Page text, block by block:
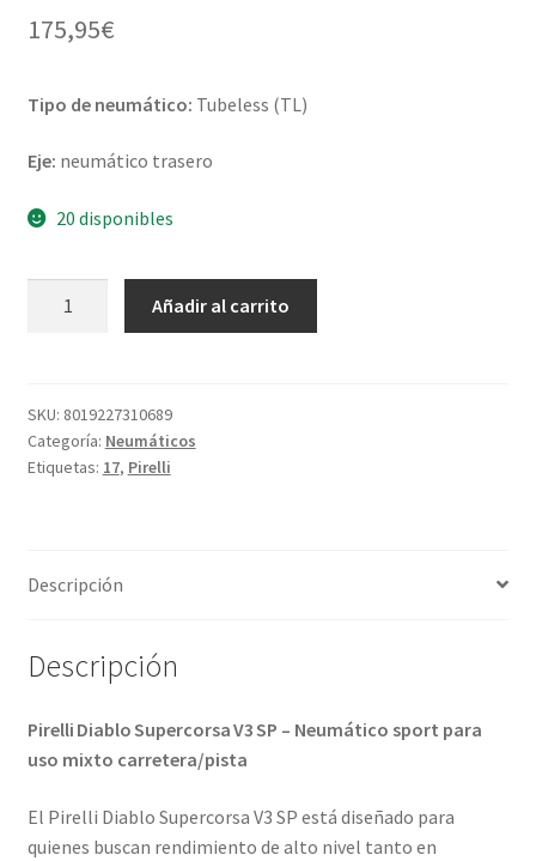
175,95€
Tipo de neumático: Tubeless (TL)
Eje: neumático trasero
20 disponibles
SP
180/55
ZR
(trasero)
Añadir al carrito
SKU: 8019227310689
Categoría: Neumáticos
Etiquetas: 17, Pirelli
Descripción
Descripción
Pirelli Diablo Supercorsa V3 SP – Neumático sport para
uso mixto carretera/pista
El Pirelli Diablo Supercorsa V3 SP está diseñado para
quienes buscan rendimiento de alto nivel tanto en